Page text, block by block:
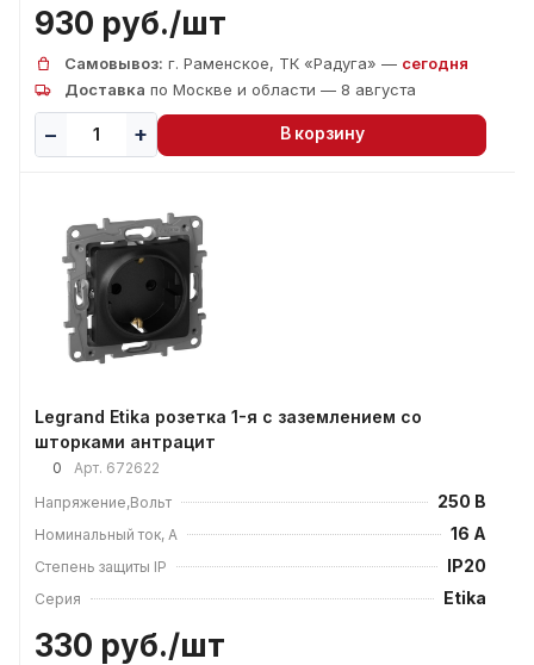
930 руб./шт
Самовывоз: г. Раменское, ТК «Радуга» — сегодня
Доставка по Москве и области — 8 августа
В корзину
Legrand Etika розетка 1-я с заземлением со
шторками антрацит
0 Арт. 672622
Напряжение,Вольт
250 В
Номинальный ток, А 16 А
Степень защиты IP IP20
Серия Etika
330 руб./шт